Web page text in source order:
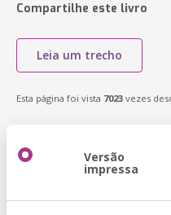
Compartilhe este livro
Leia um trecho
Esta página foi vista 7023 vezes
Versão
impressa